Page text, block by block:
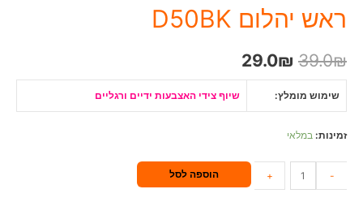
ראש יהלום D50BK
39.0₪
29.0₪
שימוש מומלץ: שיוף צידי האצבעות ידיים ורגליים
זמינות: במלאי
-
+ הוספה לסל